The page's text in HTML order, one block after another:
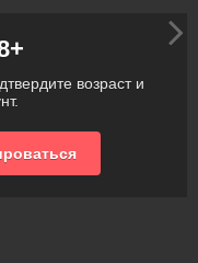
возраст и